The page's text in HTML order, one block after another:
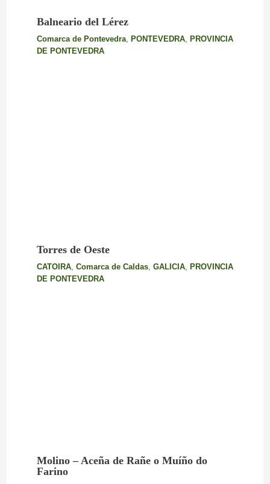
Balneario del Lérez
Comarca de Pontevedra, PONTEVEDRA, PROVINCIA
DE PONTEVEDRA
Torres de Oeste
CATOIRA, Comarca de Caldas, GALICIA, PROVINCIA
DE PONTEVEDRA
Molino – Aceña de Rañe o Muíño do
Farino